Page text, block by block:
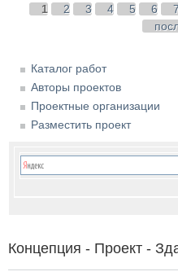
Страницы
1 2 3 4 5 6
Каталог работ
Авторы проектов
Проектные организации
Разместить проект
Концепция - Проект -